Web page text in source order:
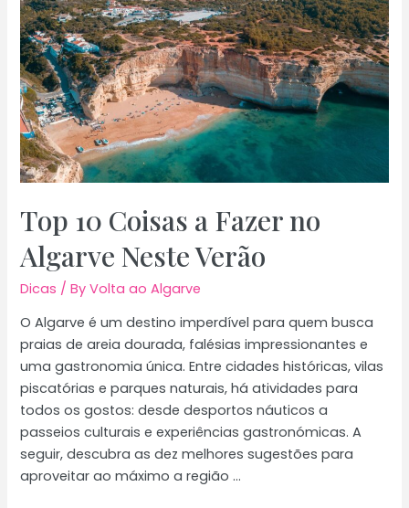
estilo
no
Algarve
Top 10 Coisas a Fazer no
Algarve Neste Verão
Dicas / ByVolta ao Algarve
O Algarve é um destino imperdível para quem busca
praias de areia dourada, falésias impressionantes e
uma gastronomia única. Entre cidades históricas, vilas
piscatórias e parques naturais, há atividades para
todos os gostos: desde desportos náuticos a
passeios culturais e experiências gastronómicas. A
seguir, descubra as dez melhores sugestões para
aproveitar ao máximo a região …